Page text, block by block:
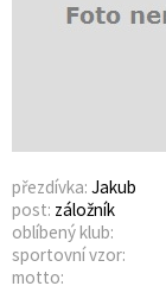
přezdívka: Jakub
post: záložník
oblíbený klub:
sportovní vzor:
motto: